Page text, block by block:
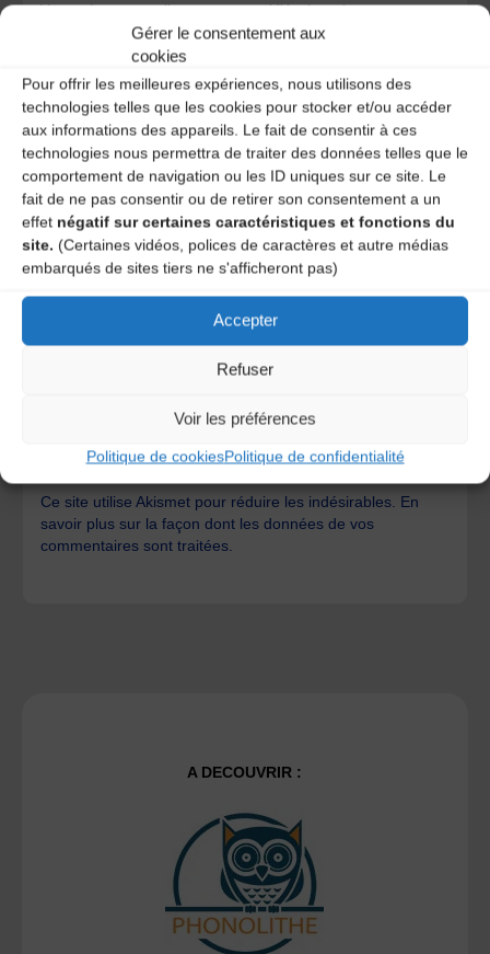
Gérer le consentement aux
cookies
Pour offrir les meilleures expériences, nous utilisons des
technologies telles que les cookies pour stocker et/ou accéder
aux informations des appareils. Le fait de consentir à ces
technologies nous permettra de traiter des données telles que le
comportement de navigation ou les ID uniques sur ce site. Le
fait de ne pas consentir ou de retirer son consentement a un
effet négatif sur certaines caractéristiques et fonctions du
site. (Certaines vidéos, polices de caractères et autre médias
embarqués de sites tiers ne s'afficheront pas)
Accepter
Refuser
Voir les préférences
Politique de cookiesPolitique de confidentialité
Votre adresse e-mail ne sera pas publiée. Les champs
obligatoires sont indiqués avec*
time I post a comment.
Ce site utilise Akismet pour réduire les indésirables. En
savoir plus sur la façon dont les données de vos
commentaires sont traitées.
A DECOUVRIR :